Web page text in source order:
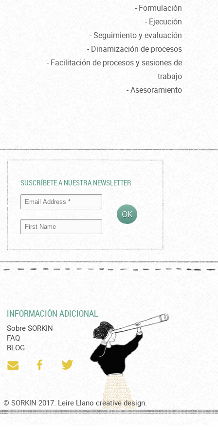
- Formulación
- Ejecución
- Seguimiento y evaluación
- Dinamización de procesos
- Facilitación de procesos y sesiones de
trabajo
- Asesoramiento
SUSCRÍBETE A NUESTRA NEWSLETTER
INFORMACIÓN ADICIONAL
Sobre SORKIN
FAQ
BLOG
© SORKIN 2017. Leire Llano creative design.